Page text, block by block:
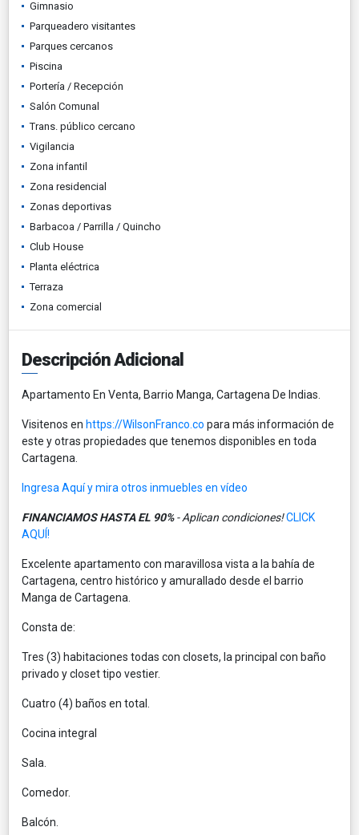
Gimnasio
Parqueadero visitantes
Parques cercanos
Piscina
Portería / Recepción
Salón Comunal
Trans. público cercano
Vigilancia
Zona infantil
Zona residencial
Zonas deportivas
Barbacoa / Parrilla / Quincho
Club House
Planta eléctrica
Terraza
Zona comercial
Descripción Adicional
Apartamento En Venta, Barrio Manga, Cartagena De Indias.
Visitenos en https://WilsonFranco.co para más información de
este y otras propiedades que tenemos disponibles en toda
Cartagena.
Ingresa Aquí y mira otros inmuebles en vídeo
FINANCIAMOS HASTA EL 90%- Aplican condiciones!CLICK
AQUÍ!
Excelente apartamento con maravillosa vista a la bahía de
Cartagena, centro histórico y amurallado desde el barrio
Manga de Cartagena.
Consta de:
Tres (3) habitaciones todas con closets, la principal con baño
privado y closet tipo vestier.
Cuatro (4) baños en total.
Cocina integral
Sala.
Comedor.
Balcón.